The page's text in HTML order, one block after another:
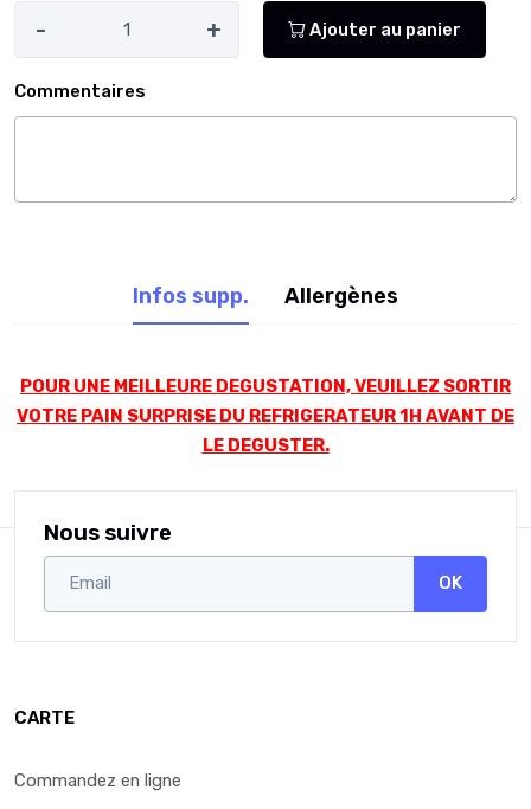
- + Ajouter au panier
Commentaires
Infos supp. Allergènes
POUR UNE MEILLEURE DEGUSTATION, VEUILLEZ SORTIR
VOTRE PAIN SURPRISE DU REFRIGERATEUR 1H AVANT DE
LE DEGUSTER.
Nous suivre
OK
CARTE
Commandez en ligne